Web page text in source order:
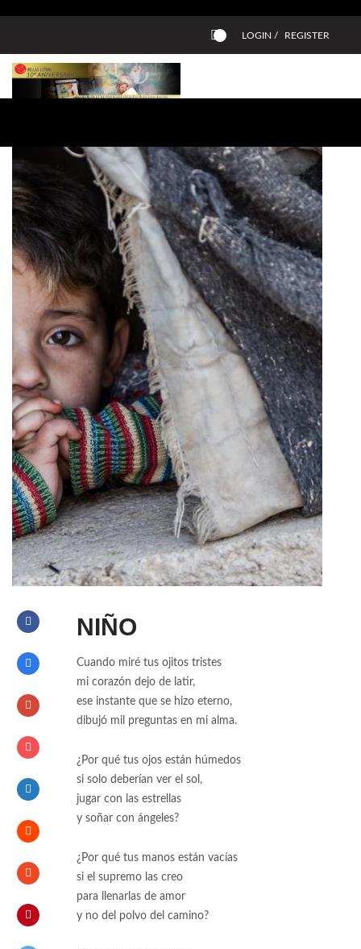
LOGIN / REGISTER
NIÑO
Cuando miré tus ojitos tristes
mi corazón dejo de latir,
ese instante que se hizo eterno,
dibujó mil preguntas en mi alma.
¿Por qué tus ojos están húmedos
si solo deberían ver el sol,
jugar con las estrellas
y soñar con ángeles?
¿Por qué tus manos están vacías
si el supremo las creo
para llenarlas de amor
y no del polvo del camino?